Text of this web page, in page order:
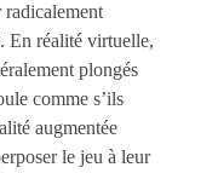
En réalité virtuelle,
plongés
comme s’ils
augmentée
le jeu à leur